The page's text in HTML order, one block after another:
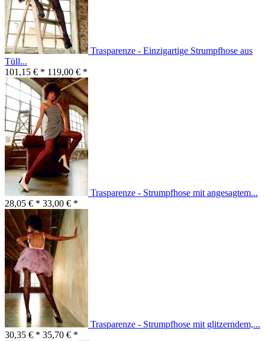
Trasparenze - Einzigartige Strumpfhose aus
Tüll...
101,15 € * 119,00 € *
Trasparenze - Strumpfhose mit angesagtem...
28,05 € * 33,00 € *
Trasparenze - Strumpfhose mit glitzerndem,...
30,35 € * 35,70 € *